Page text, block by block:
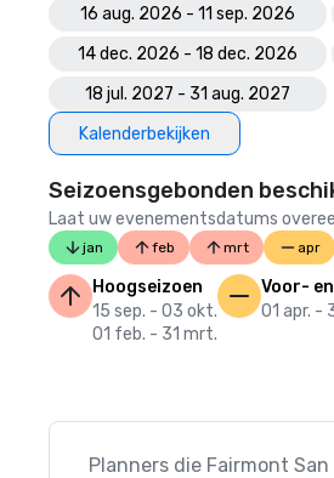
16 aug. 2026 - 11 sep. 2026
14 dec. 2026 - 18 dec. 2026
18 jul. 2027 - 31 aug. 2027
Kalenderbekijken
Seizoensgebonden
Laat uw evenementsdatums
jan feb mrt apr
Hoogseizoen
15 sep. - 03 okt.
01 feb. - 31 mrt.
Voor-
01 apr. -
Planners die Fairmont